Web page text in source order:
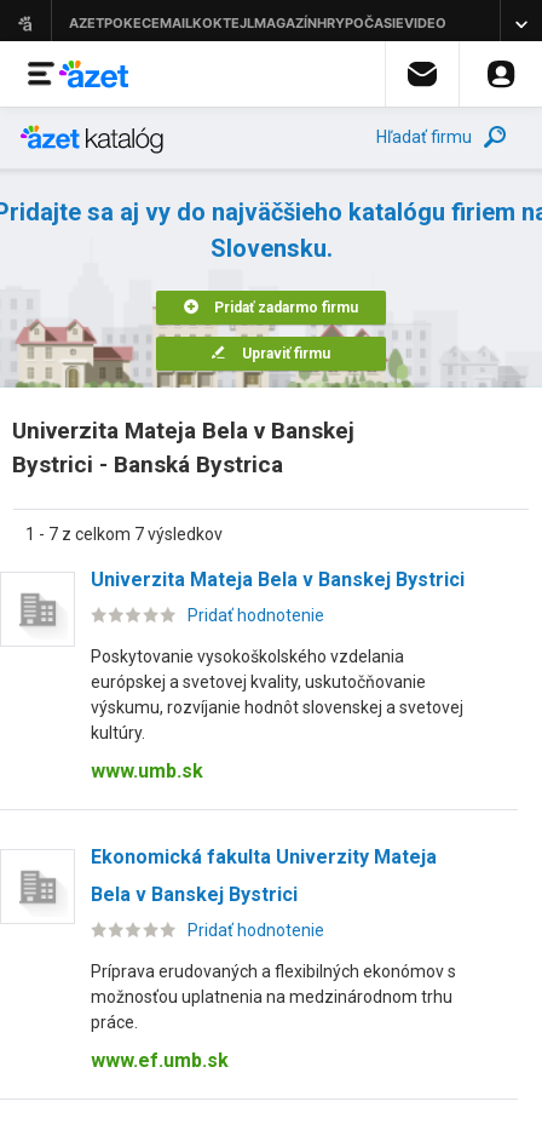
Hľadať firmu
sa aj vy do najväčšieho katalógu firiem
Slovensku.
Pridať zadarmo firmu
Upraviť firmu
Univerzita Mateja Bela v Banskej
Bystrici - Banská Bystrica
1 - 7 z celkom 7 výsledkov
Univerzita Mateja Bela v Banskej Bystrici
Pridať hodnotenie
Poskytovanie vysokoškolského vzdelania
európskej a svetovej kvality, uskutočňovanie
výskumu, rozvíjanie hodnôt slovenskej a svetovej
kultúry.
www.umb.sk
Ekonomická fakulta Univerzity Mateja
Bela v Banskej Bystrici
Pridať hodnotenie
Príprava erudovaných a flexibilných ekonómov s
možnosťou uplatnenia na medzinárodnom trhu
práce.
www.ef.umb.sk